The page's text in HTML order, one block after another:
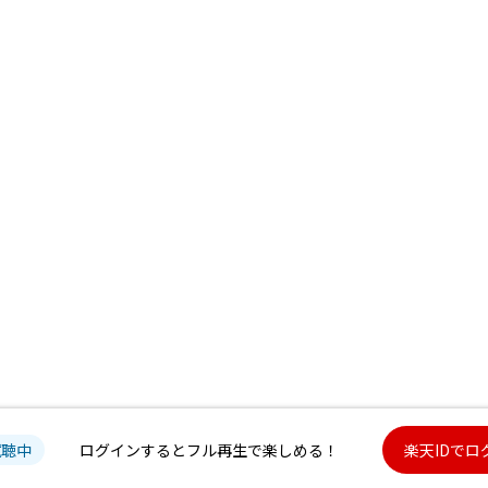
中 ログインするとフル再生で楽しめる！ 楽天IDでロ